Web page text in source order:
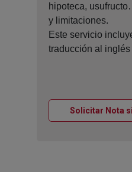
hipoteca,
y limitaciones.
Este servicio
traducción al
Solicitar Nota